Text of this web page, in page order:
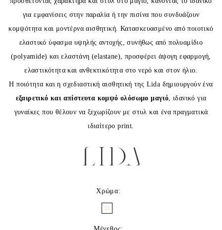
για εμφανίσεις στην παραλία ή την πισίνα που συνδυάζουν
κομψότητα και μοντέρνα αισθητική. Κατασκευασμένο από ποιοτικό
ελαστικό ύφασμα υψηλής αντοχής, συνήθως από πολυαμίδιο
(polyamide) και ελαστάνη (elastane), προσφέρει άψογη εφαρμογή,
ελαστικότητα και ανθεκτικότητα στο νερό και στον ήλιο.
Η ποιότητα και η σχεδιαστική αισθητική της Lida δημιουργούν ένα
εξαιρετικό και απίστευτα κομψό ολόσωμο μαγιό , ιδανικό για
γυναίκες που θέλουν να ξεχωρίζουν με στυλ και ένα πραγματικά
ιδιαίτερο print.
Χρώμα: